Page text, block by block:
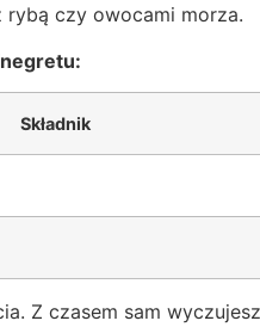
czy owocami morza.
Składnik
Z czasem sam